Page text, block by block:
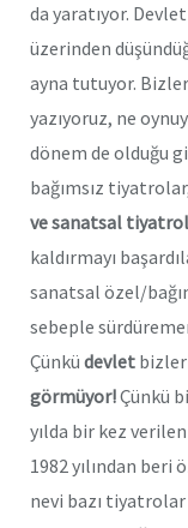
da yaratıyor.
üzerinden
ayna tutuyor.
yazıyoruz, ne
dönem de olduğu
bağımsız
ve sanatsal
kaldırmayı
sanatsal özel/
sebeple
Çünkü devlet
görmüyor!Çünkü
yılda bir kez
1982 yılından
nevi bazı